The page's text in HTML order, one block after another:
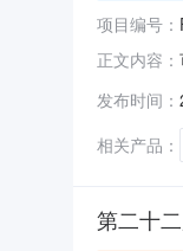
项目编号：
正文内容：
发布时间：
相关产品：
第二十